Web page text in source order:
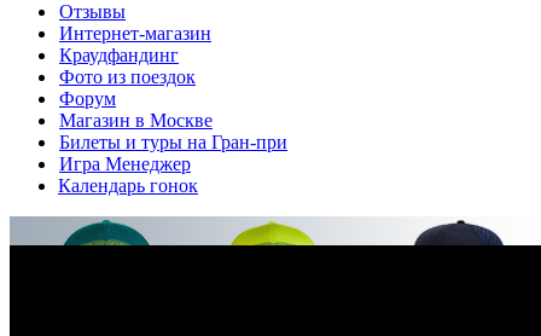
Отзывы
Интернет-магазин
Краудфандинг
Фото из поездок
Форум
Магазин в Москве
Билеты и туры на Гран-при
Игра Менеджер
Календарь гонок